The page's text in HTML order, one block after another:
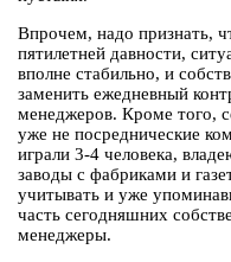
Впрочем, надо признать,
пятилетней давности,
вполне стабильно, и
заменить ежедневный
менеджеров. Кроме того,
уже не посреднические
играли 3-4 человека,
заводы с фабриками и
учитывать и уже
часть сегодняшних
менеджеры.